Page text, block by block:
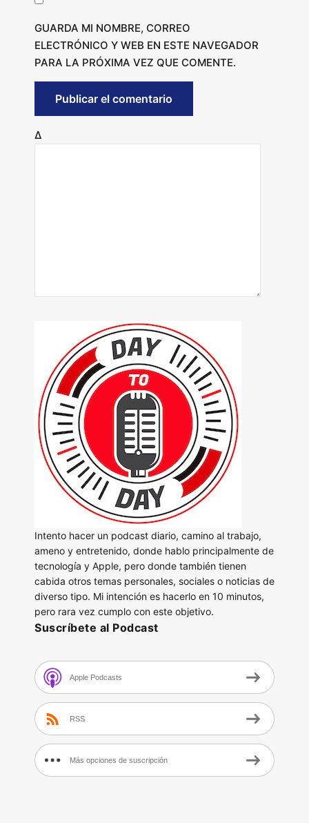
GUARDA MI NOMBRE, CORREO
ELECTRÓNICO Y WEB EN ESTE NAVEGADOR
PARA LA PRÓXIMA VEZ QUE COMENTE.
Δ
Intento hacer un podcast diario, camino al trabajo,
ameno y entretenido, donde hablo principalmente de
tecnología y Apple, pero donde también tienen
cabida otros temas personales, sociales o noticias de
diverso tipo. Mi intención es hacerlo en 10 minutos,
pero rara vez cumplo con este objetivo.
Suscríbete al Podcast
Apple Podcasts
RSS
Más opciones de suscripción